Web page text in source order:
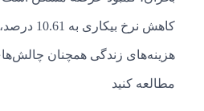
کاهش
هزینه‌های زندگی همچنان
مطالعه کنید